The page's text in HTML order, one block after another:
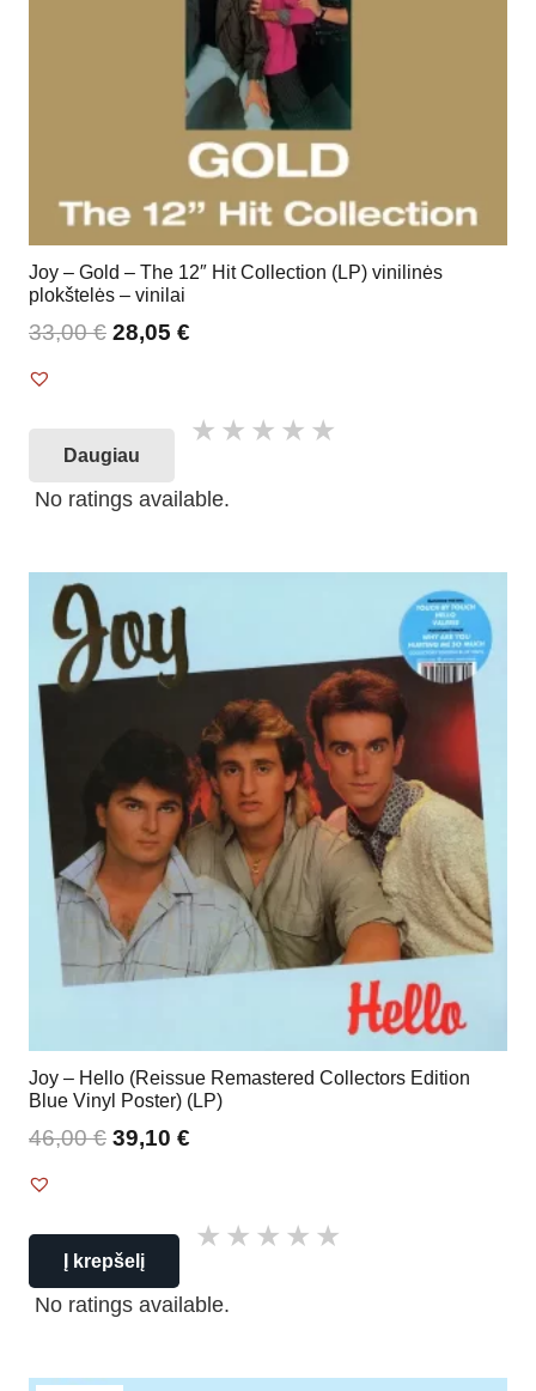
Joy – Gold – The 12″ Hit Collection (LP) vinilinės
plokštelės – vinilai
33,00€ 28,05 €
Daugiau
No ratings available.
Joy – Hello (Reissue Remastered Collectors Edition
Blue Vinyl Poster) (LP)
46,00€ 39,10 €
Į krepšelį
No ratings available.